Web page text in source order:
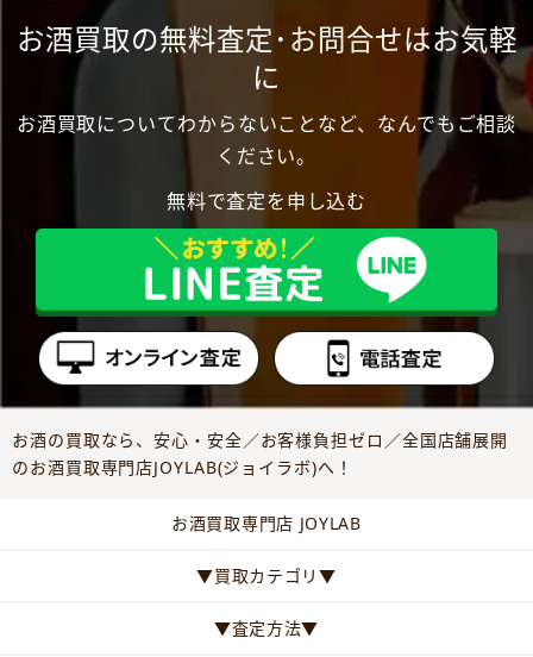
お酒買取の無料査定･お問合せはお気軽
に
お酒買取についてわからないことなど、なんでもご相談
ください。
無料で査定を申し込む
お酒の買取なら、安心・安全／お客様負担ゼロ／全国店舗展開
のお酒買取専門店JOYLAB(ジョイラボ)へ！
お酒買取専門店 JOYLAB
▼買取カテゴリ▼
▼査定方法▼